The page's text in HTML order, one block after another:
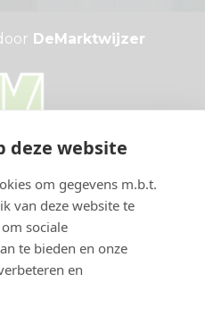
deze website
om gegevens m.b.t.
van deze website te
sociale
te bieden en onze
en
DeMarktwijzer
13